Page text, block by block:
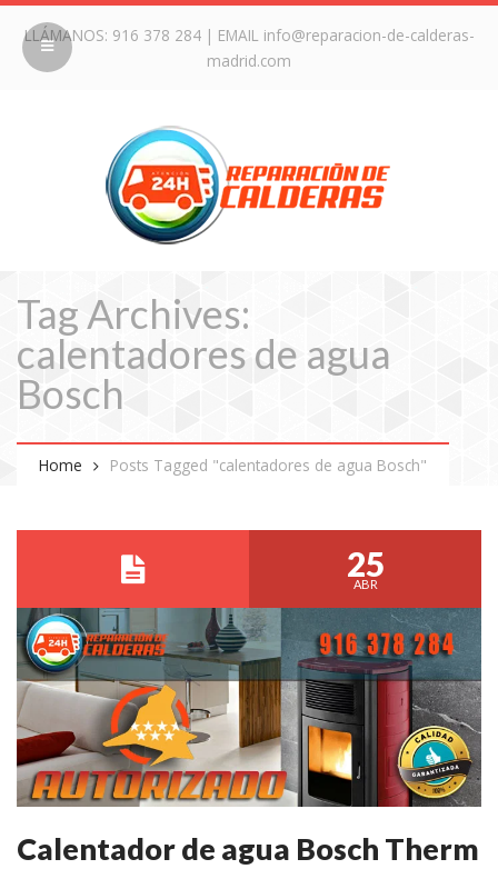
LLÁMANOS: 916 378 284| EMAIL info@reparacion-de-calderas-
madrid.com
Tag Archives:
calentadores de agua
Bosch
Home Posts Tagged "calentadores de agua Bosch"
25
ABR
Calentador de agua Bosch Therm